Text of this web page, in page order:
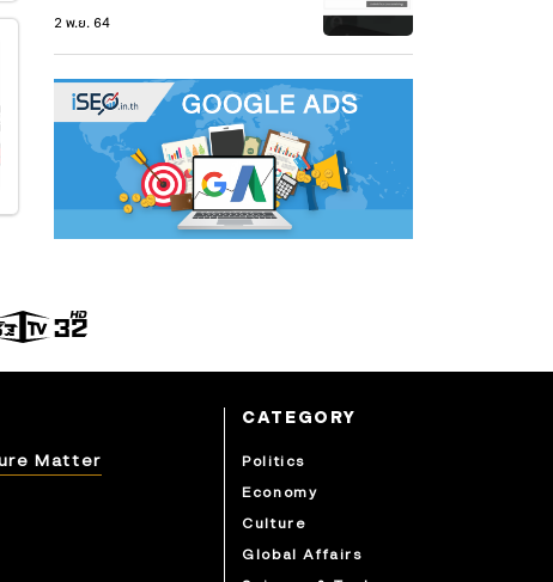
Minus งานทดลองของศิลปิน
2 พ.ย. 64
Matter
CATEGORY
Politics
Economy
Culture
Global Affairs